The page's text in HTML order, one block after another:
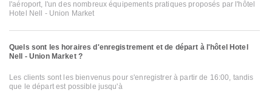
l'aéroport, l'un des nombreux équipements pratiques proposés par l'hôtel
Hotel Nell - Union Market
Quels sont les horaires d'enregistrement et de départ à l'hôtel Hotel
Nell - Union Market ?
Les clients sont les bienvenus pour s'enregistrer à partir de 16:00, tandis
que le départ est possible jusqu'à